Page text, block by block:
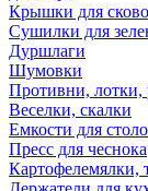
Крышки для
Сушилки для
Дуршлаги
Шумовки
Противни, лотки,
Веселки, скалки
Емкости для
Пресс для чеснока
Картофелемялки,